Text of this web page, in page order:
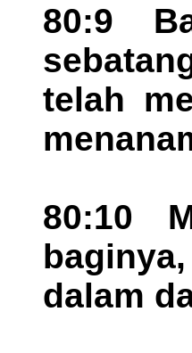
80:9
telah
80:10
dalam